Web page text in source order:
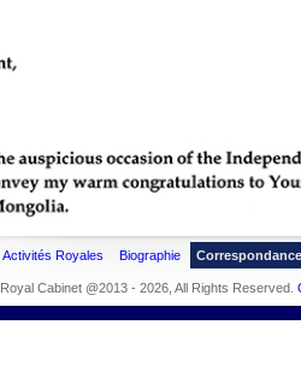
Activités Royales Biographie Correspondance
Royal Cabinet @2013 - 2026, All Rights Reserved.